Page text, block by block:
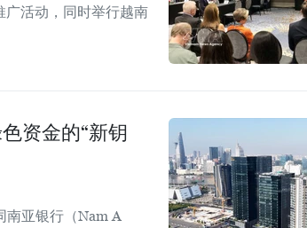
活动，同时举行越南
资金的“新钥
南亚银行（Nam A